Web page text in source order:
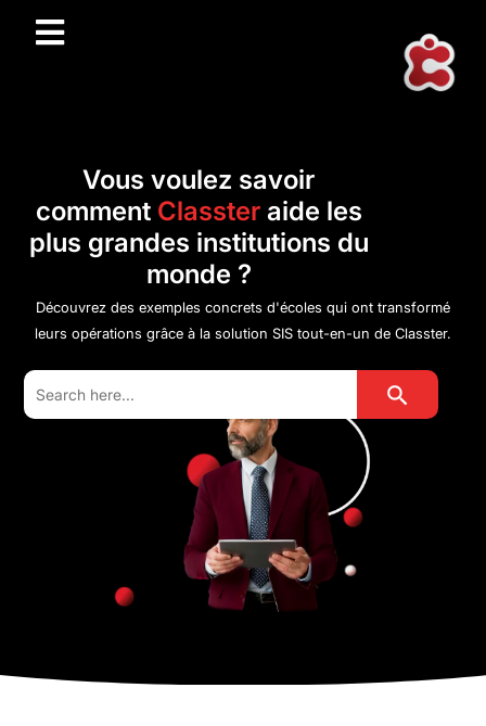
Vous voulez savoir
comment Classteraide les
plus grandes institutions du
monde ?
Découvrez des exemples concrets d'écoles qui ont transformé
leurs opérations grâce à la solution SIS tout-en-un de Classter.
Search
for:
Search Button